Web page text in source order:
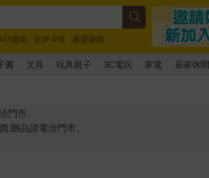
續集 吉伊卡哇
通靈藥師
動員5 超慢跑
書 文具 玩具親子 3C電玩 家電 居家休閒
門市。
.贈品請電洽門市。